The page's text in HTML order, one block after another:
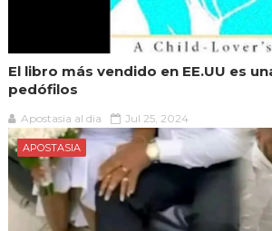
El libro más vendido en EE.UU es
pedófilos
Apostasia al dia Jul 25, 2024
APOSTASIA